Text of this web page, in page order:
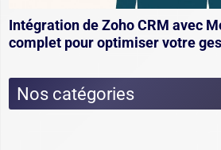
Intégration de Zoho CRM avec
complet pour optimiser votre
Nos catégories